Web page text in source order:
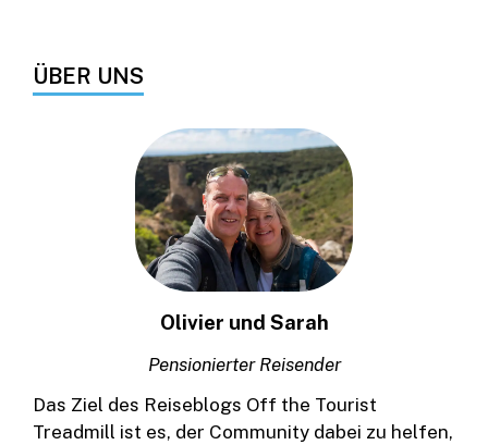
ÜBER UNS
Olivier und Sarah
Pensionierter Reisender
Das Ziel des Reiseblogs Off the Tourist
Treadmill ist es, der Community dabei zu helfen,